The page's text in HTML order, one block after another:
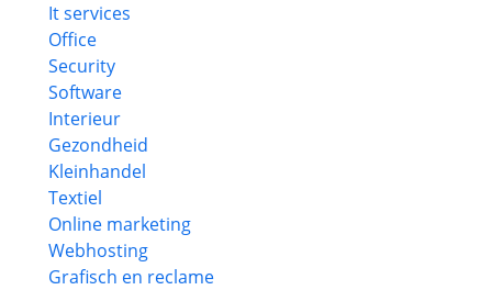
It services
Office
Security
Software
Interieur
Gezondheid
Kleinhandel
Textiel
Online marketing
Webhosting
Grafisch en reclame